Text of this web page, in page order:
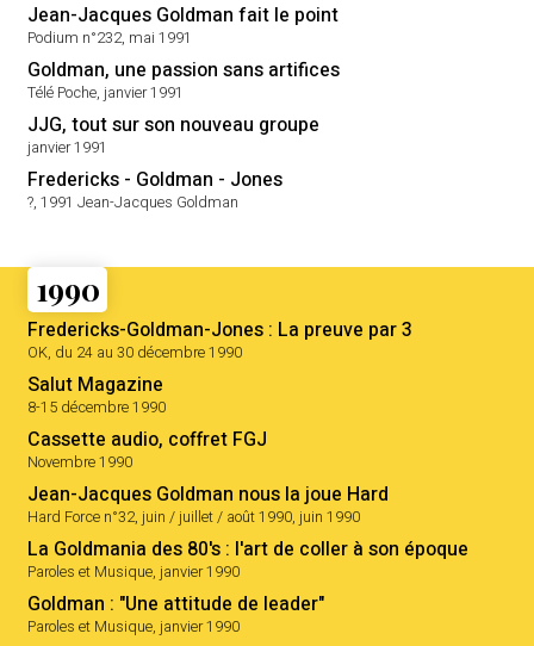
Jean-Jacques Goldman fait le point
Podium n°232, mai 1991
Goldman, une passion sans artifices
Télé Poche, janvier 1991
JJG, tout sur son nouveau groupe
janvier 1991
Fredericks - Goldman - Jones
?, 1991 Jean-Jacques Goldman
1990
Fredericks-Goldman-Jones : La preuve par 3
OK, du 24 au 30 décembre 1990
Salut Magazine
8-15 décembre 1990
Cassette audio, coffret FGJ
Novembre 1990
Jean-Jacques Goldman nous la joue Hard
Hard Force n°32, juin / juillet / août 1990, juin 1990
La Goldmania des 80's : l'art de coller à son époque
Paroles et Musique, janvier 1990
Goldman : "Une attitude de leader"
Paroles et Musique, janvier 1990